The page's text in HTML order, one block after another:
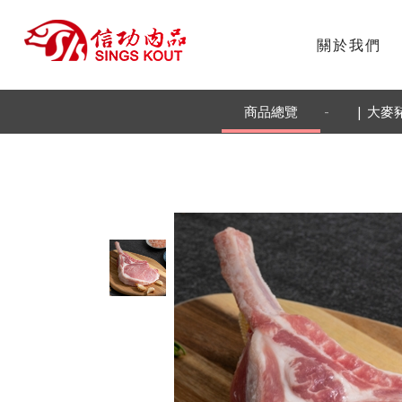
關於我們
商品總覽 - | 大麥